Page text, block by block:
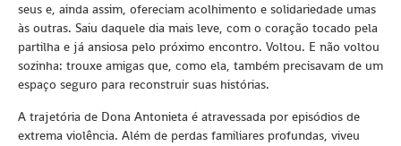
seus e, ainda assim, ofereciam acolhimento e solidariedade umas
às outras. Saiu daquele dia mais leve, com o coração tocado pela
partilha e já ansiosa pelo próximo encontro. Voltou. E não voltou
sozinha: trouxe amigas que, como ela, também precisavam de um
espaço seguro para reconstruir suas histórias.
A trajetória de Dona Antonieta é atravessada por episódios de
extrema violência. Além de perdas familiares profundas, viveu